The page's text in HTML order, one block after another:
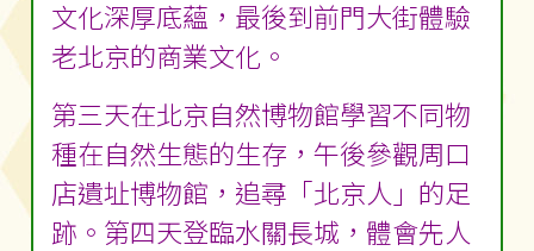
文化深厚底蘊，最後到前門大街體驗
老北京的商業文化。
第三天在北京自然博物館學習不同物
種在自然生態的生存，午後參觀周口
店遺址博物館，追尋「北京人」的足
跡。第四天登臨水關長城，體會先人